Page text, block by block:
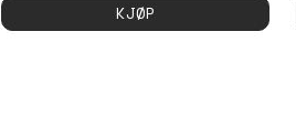
KJØP